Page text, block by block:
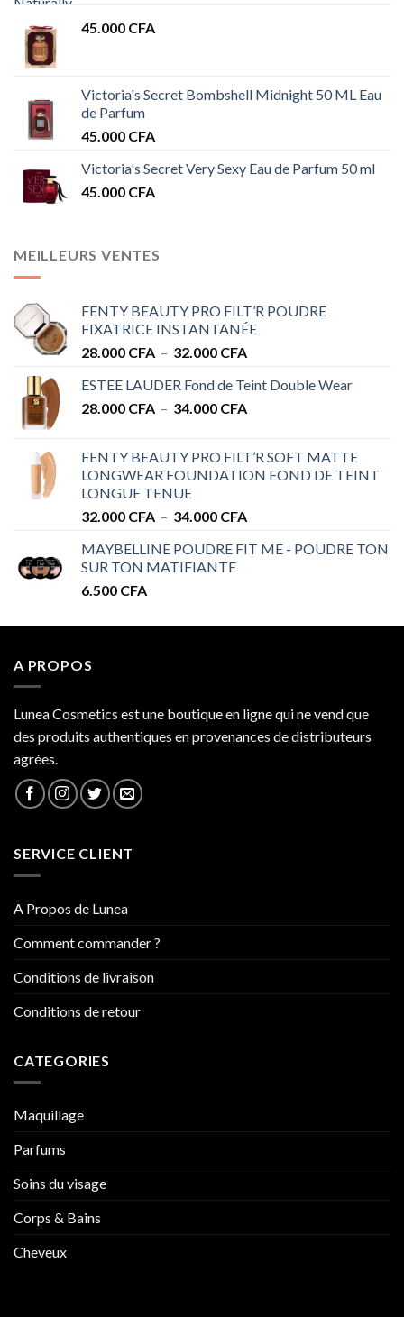
45.000 CFA
Victoria's Secret Bombshell Midnight 50 ML Eau
de Parfum
45.000 CFA
Victoria's Secret Very Sexy Eau de Parfum 50 ml
45.000 CFA
MEILLEURS VENTES
FENTY BEAUTY PRO FILT’R POUDRE
FIXATRICE INSTANTANÉE
28.000 CFA – 32.000 CFA
prix :
28.000 CFA
ESTEE LAUDER Fond de Teint Double Wear
28.000 CFA – 34.000 CFA
28.000 CFA
à
FENTY BEAUTY PRO FILT’R SOFT MATTE
LONGWEAR FOUNDATION FOND DE TEINT
LONGUE TENUE
32.000 CFA – 34.000 CFA
prix :
MAYBELLINE POUDRE FIT ME - POUDRE TON
SUR TON MATIFIANTE
6.500 CFA
A PROPOS
Lunea Cosmetics est une boutique en ligne qui ne vend que
des produits authentiques en provenances de distributeurs
agrées.
SERVICE CLIENT
A Propos de Lunea
Comment commander ?
Conditions de livraison
Conditions de retour
CATEGORIES
Maquillage
Parfums
Soins du visage
Corps & Bains
Cheveux